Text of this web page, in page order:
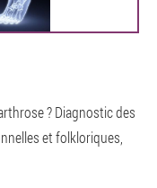
? Diagnostic des
et folkloriques,